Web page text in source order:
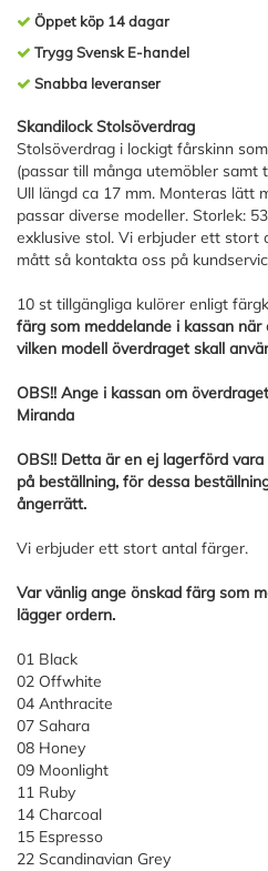
Öppet köp 14 dagar
Trygg Svensk E-handel
Snabba leveranser
Skandilock Stolsöverdrag
Stolsöverdrag i lockigt fårskinn
(passar till många utemöbler samt
Ull längd ca 17 mm. Monteras lätt
passar diverse modeller. Storlek:
exklusive stol. Vi erbjuder ett stort
mått så kontakta oss på
10 st tillgängliga kulörer enligt
färg som meddelande i kassan
vilken modell överdraget skall
OBS!! Ange i kassan om
Miranda
OBS!! Detta är en ej lagerförd
på beställning, för dessa
ångerrätt.
Vi erbjuder ett stort antal färger.
Var vänlig ange önskad färg som
lägger ordern.
01 Black
02 Offwhite
04 Anthracite
07 Sahara
08 Honey
09 Moonlight
11 Ruby
14 Charcoal
15 Espresso
22 Scandinavian Grey